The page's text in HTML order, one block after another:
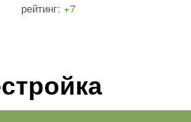
рейтинг:+7